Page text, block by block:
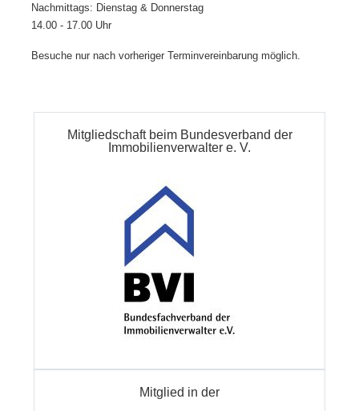
Nachmittags: Dienstag & Donnerstag
14.00 - 17.00 Uhr
Besuche nur nach vorheriger Terminvereinbarung möglich.
Mitgliedschaft beim Bundesverband der
Immobilienverwalter e. V.
Mitglied in der